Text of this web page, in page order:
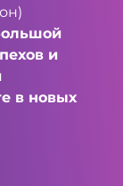
и
в новых